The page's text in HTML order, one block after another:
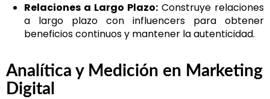
Relaciones a Largo Plazo: Construye relaciones
a largo plazo con influencers para obtener
beneficios continuos y mantener la autenticidad.
Analítica y Medición en Marketing
Digital